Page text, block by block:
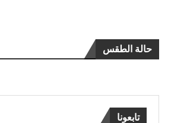
حالة الطقس
تابعونا